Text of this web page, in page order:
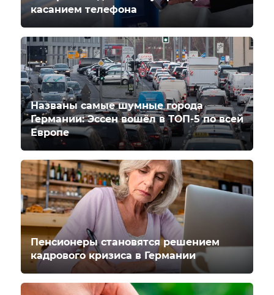
касанием телефона
Названы самые шумные города
Германии: Эссен вошёл в ТОП-5 по всей
Европе
Пенсионеры становятся решением
кадрового кризиса в Германии